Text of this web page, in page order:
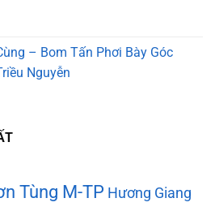
– Bom Tấn Phơi Bày Góc
Nguyễn
Tùng M-TP Hương Giang